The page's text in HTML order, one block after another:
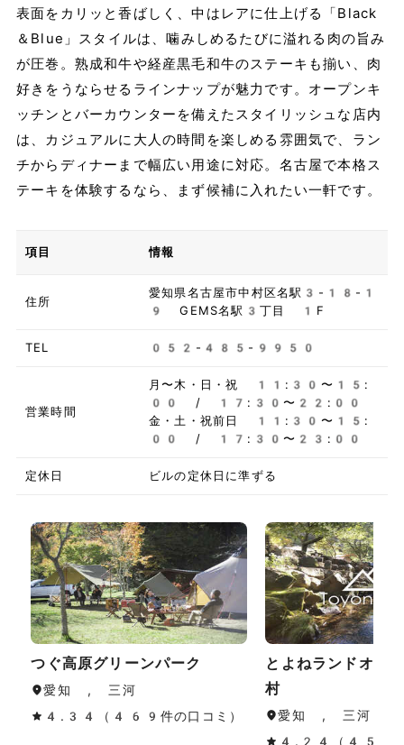
表面をカリッと香ばしく、中はレアに仕上げる「Black
＆Blue」スタイルは、噛みしめるたびに溢れる肉の旨み
が圧巻。熟成和牛や経産黒毛和牛のステーキも揃い、肉
好きをうならせるラインナップが魅力です。オープンキ
ッチンとバーカウンターを備えたスタイリッシュな店内
は、カジュアルに大人の時間を楽しめる雰囲気で、ラン
チからディナーまで幅広い用途に対応。名古屋で本格ス
テーキを体験するなら、まず候補に入れたい一軒です。
項目 情報
住所
愛知県名古屋市中村区名駅3-18-1
9 GEMS名駅3丁目 1F
TEL 052-485-9950
営業時間
月〜木・日・祝 11:30〜15:
00 / 17:30〜22:00
金・土・祝前日 11:30〜15:
00 / 17:30〜23:00
定休日 ビルの定休日に準ずる
つぐ高原グリーンパーク
愛知 , 三河
4.34（469件の口コミ）
とよねランドオー
村
愛知 , 三河
4.24（45件の